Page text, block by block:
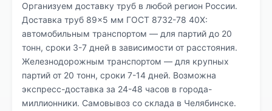
Организуем доставку труб в любой регион России.
Доставка труб 89×5 мм ГОСТ 8732-78 40Х:
автомобильным транспортом — для партий до 20
тонн, сроки 3-7 дней в зависимости от расстояния.
Железнодорожным транспортом — для крупных
партий от 20 тонн, сроки 7-14 дней. Возможна
экспресс-доставка за 24-48 часов в города-
миллионники. Самовывоз со склада в Челябинске.